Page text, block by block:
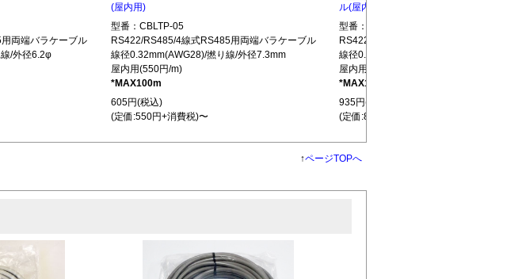
両端バラケーブル
/外径6.2φ
(屋内用)
型番：CBLTP-05
RS422/RS485/4線式RS485用両端バラケーブル
線径0.32mm(AWG28)/撚り線/外径7.3mm
屋内用(550円/m)
*MAX100m
605円(税込)
(定価:550円+消費税)〜
ル(屋内用)
型番：CBLTP-10
RS422/RS485/4線式RS485用両端バラケ
線径0.32mm(AWG28)/撚り線/外径12.7mm
屋内用(850円/m)
*MAX100m
935円(税込)
(定価:850円+消費税)〜
↑ページTOPへ